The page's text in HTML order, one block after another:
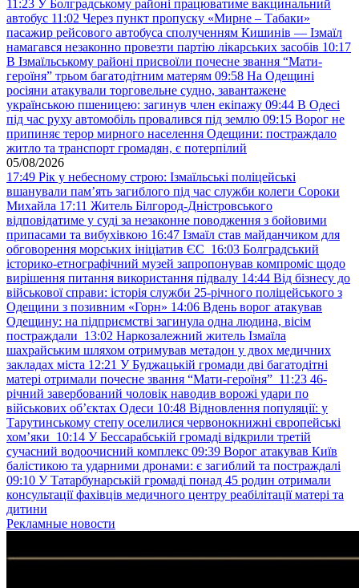
11:23 У Болградському районі працюватиме вакцинальний
автобус 11:02 Через пункт пропуску «Мирне – Табаки»
пасажир рейсового автобуса сполученням Кишинів — Ізмаїл
намагався незаконно провезти партію лікарських засобів 10:17
В Ізмаїльському районі присвоїли почесне звання “Мати-
героїня” трьом багатодітним матерям 09:58 На Одещині
росіяни атакували торговельне судно, завантажене
українською пшеницею: загинув член екіпажу 09:44 В Одесі
під час руху автомобіль провалився під землю 09:15 Ворог не
припиняє терор мирного населення Одещини: постраждало
житло та транспорт громадян, є потерпілий
05/08/2026
17:49 Рік у небесному строю: Ізмаїльські поліцейські
вшанували пам’ять загиблого під час служби колеги Сороки
Михайла 17:11 Житель Білгород-Дністровського
відповідатиме у суді за незаконне поводження з бойовими
припасами та вибухівкою 16:47 Ізмаїл став майданчиком для
обговорення морських ініціатив ЄС 16:03 Болградський
історико-етнографічний музей запропонував компроміс щодо
вирішення питання використання підвалу 14:44 Від бізнесу до
військової справи: історія служби 25-річного поліцейського з
Одещини з позивним «Горн» 14:06 Вдень ворог атакував
Одещину: на підприємстві загинула одна людина, вісім
постраждали 13:02 Наркозалежний житель Ізмаїла
шахрайським шляхом отримував метадон у двох медичних
закладах міста 12:21 У Буджацькій громади дві багатодітні
матері отримали почесне звання “Мати-героїня” 11:23 46-
річний завербований чоловік наводив ворожі удари по
військових обʼєктах Одеси 10:48 Відновлення популяції: у
Тарутинському степу оселилися червонокнижні європейські
хом’яки 10:14 У Бессарабській громаді відкрили третій
сучасний водоочисний комплекс 09:39 Ворог атакував Київ
балістикою та ударними дронами: є загиблий та постраждалі
09:10 У Татарбунарській громаді понад 45 родин отримали
консультації фахівців медичного центру реабілітації матері та
дитини
Рекламные новости